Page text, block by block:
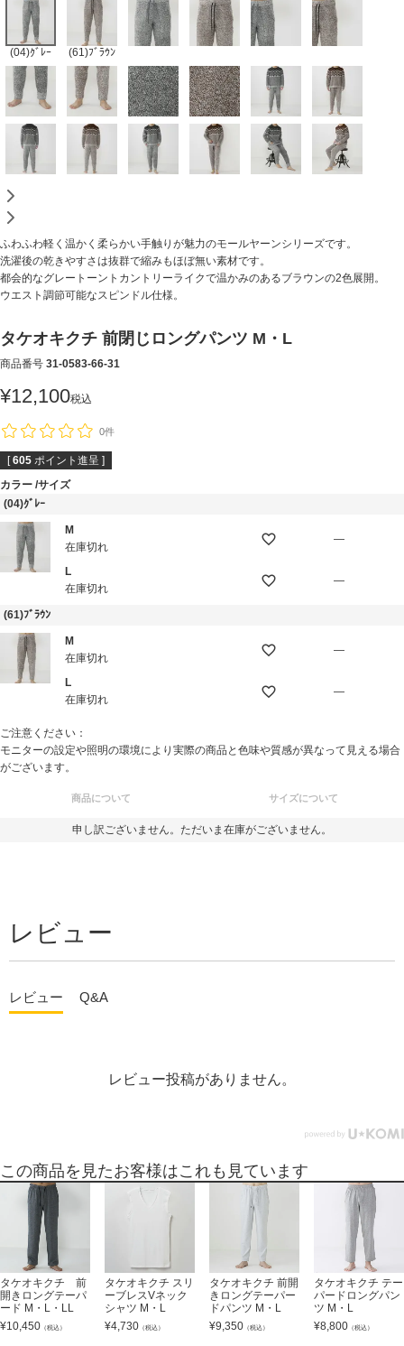
(04)ｸﾞﾚｰ (61)ﾌﾞﾗｳﾝ
ふわふわ軽く温かく柔らかい手触りが魅力のモールヤーンシリーズです。
洗濯後の乾きやすさは抜群で縮みもほぼ無い素材です。
都会的なグレートーントカントリーライクで温かみのあるブラウンの2色展開。
ウエスト調節可能なスピンドル仕様。
タケオキクチ 前閉じロングパンツ M・L
商品番号 31-0583-66-31
¥12,100税込
0件
[ 605 ポイント進呈 ]
カラー サイズ
(04)ｸﾞﾚｰ
M
在庫切れ
—
L
在庫切れ
—
(61)ﾌﾞﾗｳﾝ
M
在庫切れ
—
L
在庫切れ
—
ご注意ください：
モニターの設定や照明の環境により実際の商品と色味や質感が異なって見える場合
がございます。
商品について サイズについて
申し訳ございません。ただいま在庫がございません。
レビュー
レビュー Q&A
レビュー投稿がありません。
この商品を見たお客様はこれも見ています
タケオキクチ 前
開きロングテーパ
ード M・L・LL
¥10,450 （税込）
タケオキクチ スリ
ーブレスVネック
シャツ M・L
¥4,730 （税込）
タケオキクチ 前開
きロングテーパー
ドパンツ M・L
¥9,350 （税込）
タケオキクチ テー
パードロングパン
ツ M・L
¥8,800 （税込）